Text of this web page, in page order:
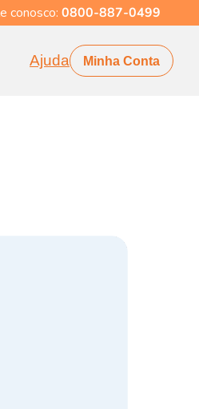
conosco: 0800-887-0499
Ajuda Minha Conta